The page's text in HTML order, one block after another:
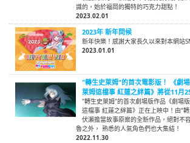
識的，始於福岡的獨特的巧克力甜點！
2023.02.01
2023年 新年問候
新年快樂！感謝大家長久以來對本網站
2023.01.01
"轉生史萊姆"的首次電影版！ 《劇
萊姆這檔事 紅蓮之絆篇》將從11月
"轉生史萊姆"的首次劇場版作品《劇場
這檔事 紅蓮之絆篇》正在上映中！由“
伏瀨擔當故事原案的全新作品，絕對不
魯之外， 熟悉的人氣角色們也大集結！
2022.11.30